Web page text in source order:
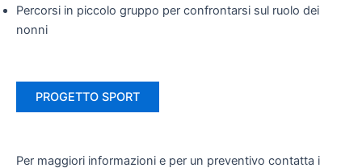
Percorsi in piccolo gruppo per confrontarsi sul ruolo dei
nonni
PROGETTO SPORT
Per maggiori informazioni e per un preventivo contatta i